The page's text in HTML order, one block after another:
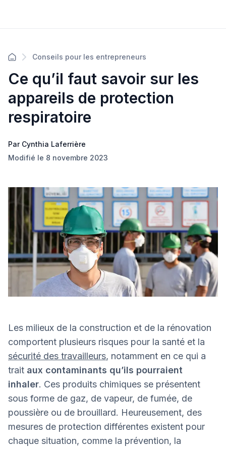
Conseils pour les entrepreneurs
Ce qu’il faut savoir sur les
appareils de protection
respiratoire
Par Cynthia Laferrière
Modifié le 8 novembre 2023
Les milieux de la construction et de la rénovation
comportent plusieurs risques pour la santé et la
sécurité des travailleurs, notamment en ce qui a
trait aux contaminants qu’ils pourraient
inhaler. Ces produits chimiques se présentent
sous forme de gaz, de vapeur, de fumée, de
poussière ou de brouillard. Heureusement, des
mesures de protection différentes existent pour
chaque situation, comme la prévention, la